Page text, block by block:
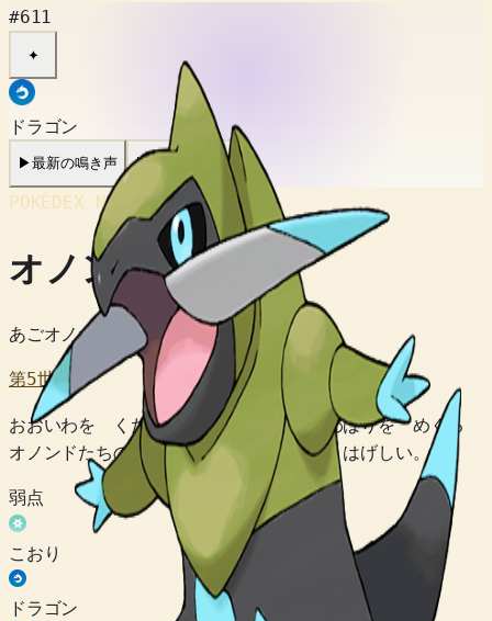
#611
✦
ドラゴン
▶最新の鳴き声 ▶ 旧作の鳴き声
POKÉDEX No. #611
オノンド
あごオノポケモン
第5世代
おおいわを くだく キバを もつ。 なわばりを めぐる
オノンドたちの あらそいは ひじょうに はげしい。
弱点
こおり
ドラゴン